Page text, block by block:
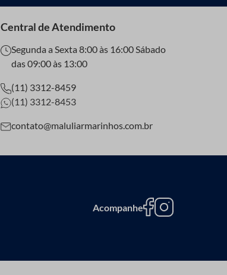
Central de Atendimento
Segunda a Sexta 8:00 às 16:00 Sábado
das 09:00 às 13:00
(11) 3312-8459
(11) 3312-8453
contato@maluliarmarinhos.com.br
Acompanhe